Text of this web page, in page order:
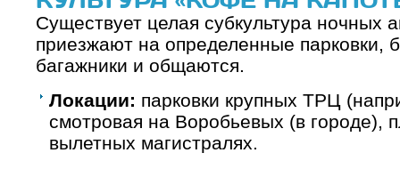
Существует целая субкультура ночных
приезжают на определенные парковки,
багажники и общаются.
Локации: парковки крупных ТРЦ
смотровая на Воробьевых (в городе),
вылетных магистралях.